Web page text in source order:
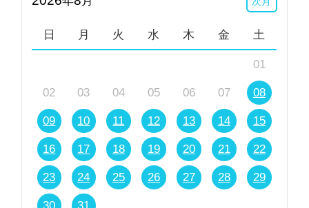
日 月 火 水 木 金 土
01
02 03 04 05 06 07 08
09 10 11 12 13 14 15
16 17 18 19 20 21 22
23 24 25 26 27 28 29